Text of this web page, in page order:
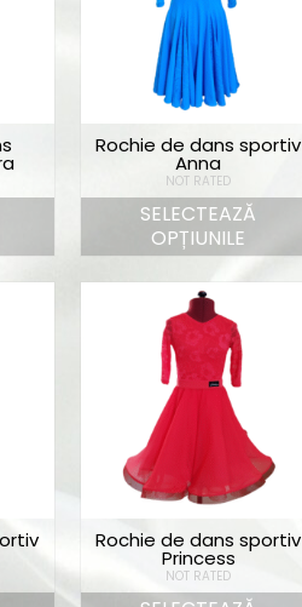
Rochie de dans sportiv
Anna
NOT RATED
SELECTEAZĂ
OPȚIUNILE
Rochie de dans sportiv
Princess
NOT RATED